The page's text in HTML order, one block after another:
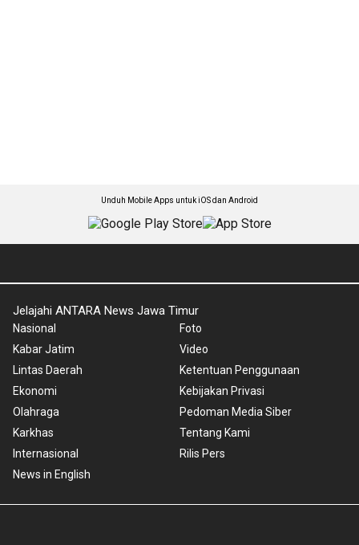
Unduh Mobile Apps untuk iOS dan Android
Jelajahi ANTARA News Jawa Timur
Nasional
Kabar Jatim
Lintas Daerah
Ekonomi
Olahraga
Karkhas
Internasional
News in English
Foto
Video
Ketentuan Penggunaan
Kebijakan Privasi
Pedoman Media Siber
Tentang Kami
Rilis Pers